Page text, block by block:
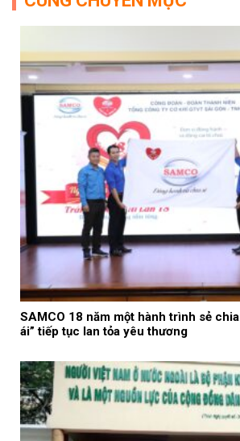
SAMCO 18 năm một hành trình sẻ
ái” tiếp tục lan tỏa yêu thương